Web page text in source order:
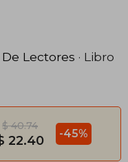
Lectores · Libro
$ 40.74
22.40 -45%